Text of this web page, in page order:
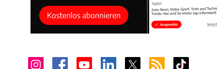
Kostenlos abonnieren